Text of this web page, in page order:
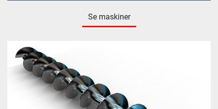
Se maskiner